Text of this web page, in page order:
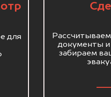
для
документы
забираем